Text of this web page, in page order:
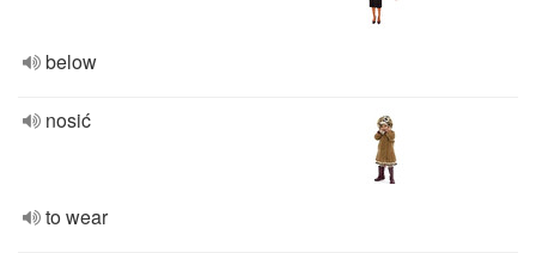
below
nosić
to wear